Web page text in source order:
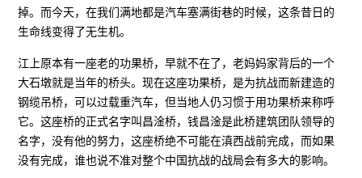
掉。而今天，在我们满地都是汽车塞满街巷的时候，这条昔日的
生命线变得了无生机。
江上原本有一座老的功果桥，早就不在了，老妈妈家背后的一个
大石墩就是当年的桥头。现在这座功果桥，是为抗战而新建造的
钢缆吊桥，可以过载重汽车，但当地人仍习惯于用功果桥来称呼
它。这座桥的正式名字叫昌淦桥，钱昌淦是此桥建筑团队领导的
名字，没有他的努力，这座桥绝不可能在滇西战前完成，而如果
没有完成，谁也说不准对整个中国抗战的战局会有多大的影响。